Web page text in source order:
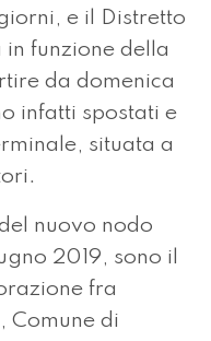
e il Distretto
in funzione della
da domenica
infatti spostati e
situata a
nuovo nodo
2019, sono il
fra
Comune di